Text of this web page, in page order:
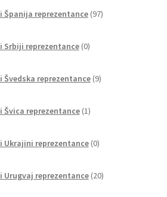
Španija reprezentance 97izdelkov
Srbiji reprezentance 0izdelkov
Švedska reprezentance 9izdelkov
Švica reprezentance 1izdelek
Ukrajini reprezentance 0izdelkov
Urugvaj reprezentance 20izdelkov